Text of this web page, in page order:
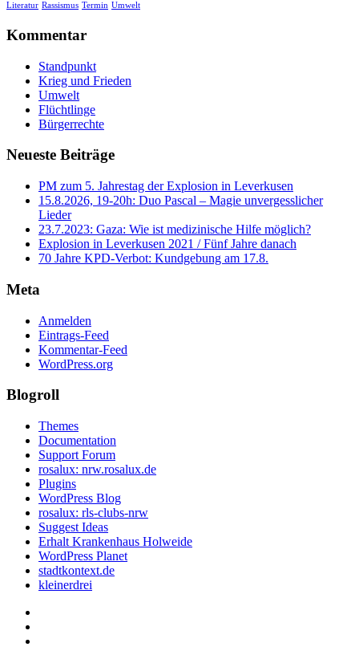
Literatur Rassismus Termin Umwelt
Kommentar
Standpunkt
Krieg und Frieden
Umwelt
Flüchtlinge
Bürgerrechte
Neueste Beiträge
PM zum 5. Jahrestag der Explosion in Leverkusen
15.8.2026, 19-20h: Duo Pascal – Magie unvergesslicher
Lieder
23.7.2023: Gaza: Wie ist medizinische Hilfe möglich?
Explosion in Leverkusen 2021 / Fünf Jahre danach
70 Jahre KPD‑Verbot: Kundgebung am 17.8.
Meta
Anmelden
Eintrags-Feed
Kommentar-Feed
WordPress.org
Blogroll
Themes
Documentation
Support Forum
rosalux: nrw.rosalux.de
Plugins
WordPress Blog
rosalux: rls-clubs-nrw
Suggest Ideas
Erhalt Krankenhaus Holweide
WordPress Planet
stadtkontext.de
kleinerdrei